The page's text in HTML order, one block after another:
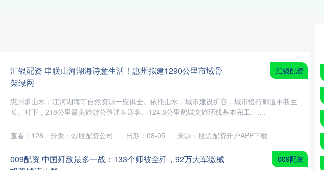
汇银配资 串联山河湖海诗意生活！惠州拟建1290公里市域骨
架绿网
惠州多山水，江河湖海等自然资源一应俱全。依托山水，城市建设扩容，城市慢行廊道不断生
长。时下，218公里最美旅游公路通车迎客、124.8公里鹅城文旅环线基本完工、....
汇银配资
日期：08-05 来源：股票配资开户APP下载
查看： 128 分类： 炒股配资公司
009配资 中国歼敌最多一战：133个师被全歼，92万大军缴械
009配资